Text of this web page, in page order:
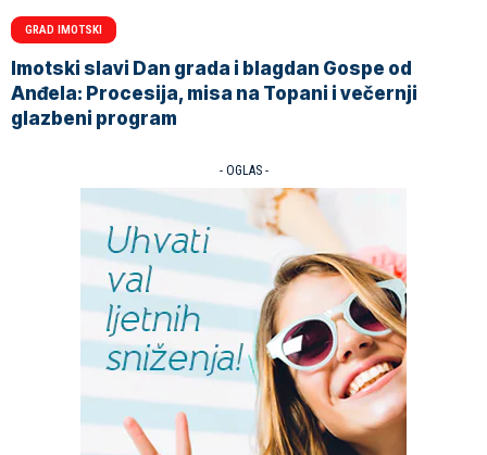
GRAD IMOTSKI
Imotski slavi Dan grada i blagdan Gospe od
Anđela: Procesija, misa na Topani i večernji
glazbeni program
- OGLAS -